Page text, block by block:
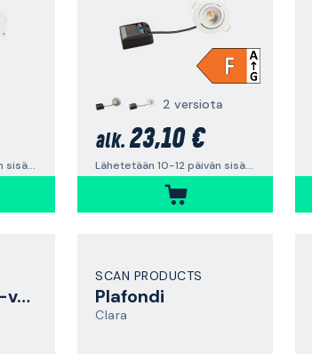
Lähetetään 10-12 päivän sisällä
2 versiota
alk. 23,10 €
Lähetetään 10-12 päivän sisällä
Minidownlight-valaisin
SCAN PRODUCTS
Plafondi
Clara